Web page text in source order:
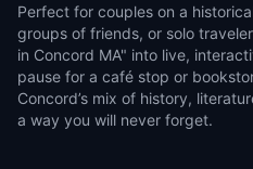
Perfect for couples on a
groups of friends, or solo
in Concord MA" into live,
pause for a café stop or
Concord’s mix of history,
a way you will never forget.